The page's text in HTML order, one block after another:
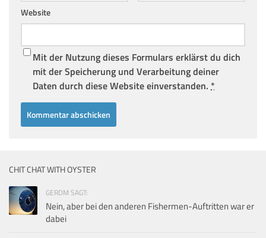
Website
Mit der Nutzung dieses Formulars erklärst du dich
mit der Speicherung und Verarbeitung deiner
Daten durch diese Website einverstanden. *
CHIT CHAT WITH OYSTER
GERDM SAGT:
Nein, aber bei den anderen Fishermen-Auftritten war er
dabei